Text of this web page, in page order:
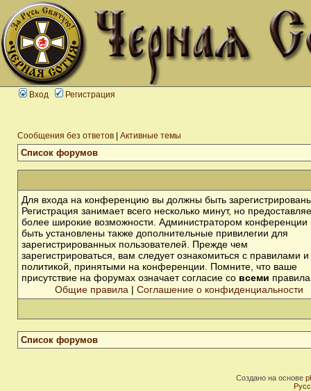
Вход Регистрация
Сообщения без ответов Активные темы
Список форумов
Для входа на конференцию вы должны быть
Регистрация занимает всего несколько минут, но
более широкие возможности. Администратором конференции
быть установлены также дополнительные привилегии для
зарегистрированных пользователей. Прежде чем
зарегистрироваться, вам следует ознакомиться с правилами и
политикой, принятыми на конференции. Помните, что ваше
присутствие на форумах означает согласие со всеми
Общие правила | Соглашение о конфиденциальности
Список форумов
Создано на основе